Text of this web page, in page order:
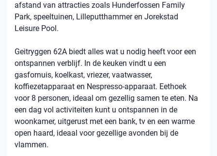
afstand van attracties zoals Hunderfossen Family
Park, speeltuinen, Lilleputthammer en Jorekstad
Leisure Pool.
Geitryggen 62A biedt alles wat u nodig heeft voor een
ontspannen verblijf. In de keuken vindt u een
gasfornuis, koelkast, vriezer, vaatwasser,
koffiezetapparaat en Nespresso-apparaat. Eethoek
voor 8 personen, ideaal om gezellig samen te eten. Na
een dag vol activiteiten kunt u ontspannen in de
woonkamer, uitgerust met een bank, tv en een warme
open haard, ideaal voor gezellige avonden bij de
vlammen.